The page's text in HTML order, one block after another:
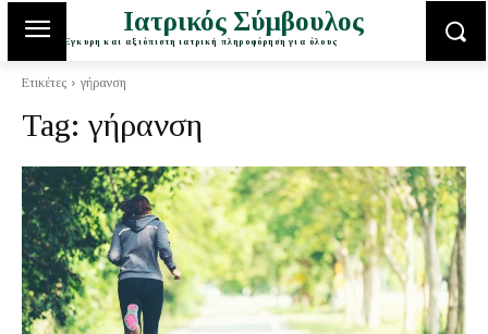
Ιατρικός Σύμβουλος
Έγκυρη και αξιόπιστη ιατρική πληροφόρηση για όλους
Ετικέτες γήρανση
Tag: γήρανση